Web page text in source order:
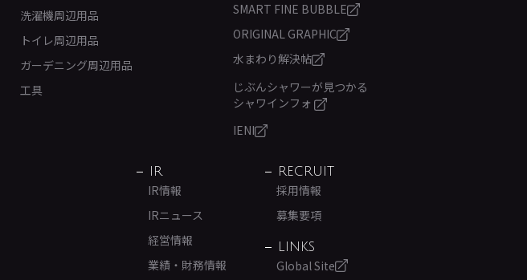
洗濯機周辺用品
トイレ周辺用品
ガーデニング周辺用品
工具
SMART FINE BUBBLE
ORIGINAL GRAPHIC
水まわり解決帖
じぶんシャワーが見つかる
シャワインフォ
IENI
IR
IR情報
IRニュース
経営情報
業績・財務情報
RECRUIT
採用情報
募集要項
LINKS
Global Site